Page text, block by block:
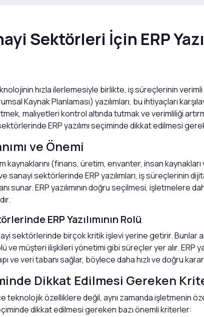
Sektörleri İçin ERP
hızla ilerlemesiyle birlikte, iş süreçlerinin
Kaynak Planlaması) yazılımları, bu ihtiyaçları
maliyetleri kontrol altında tutmak ve verimliliği
ERP yazılımı seçiminde dikkat edilmesi
ve Önemi
kaynaklarını (finans, üretim, envanter, insan
sanayi sektörlerinde ERP yazılımları, iş süreçlerinin
sunar. ERP yazılımının doğru seçilmesi, işletmelere
ERP Yazılımının Rolü
sektörlerinde birçok kritik işlevi yerine getirir. Bunlar
müşteri ilişkileri yönetimi gibi süreçler yer alır. ERP
ve veri tabanı sağlar, böylece daha hızlı ve doğru
Dikkat Edilmesi Gereken
teknolojik özelliklere değil, aynı zamanda işletmenin
dikkat edilmesi gereken bazı önemli kriterler: